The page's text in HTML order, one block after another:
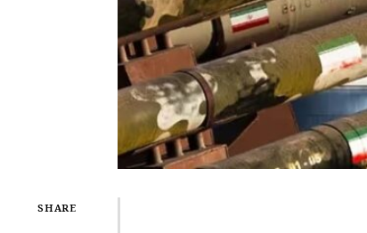
SHARE